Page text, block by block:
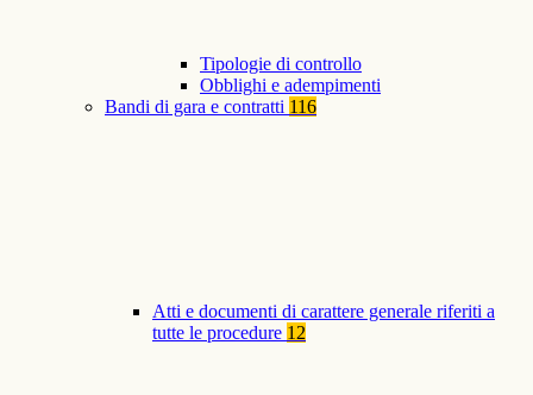
Tipologie di controllo
Obblighi e adempimenti
Bandi di gara e contratti 116
Atti e documenti di carattere generale riferiti a
tutte le procedure 12